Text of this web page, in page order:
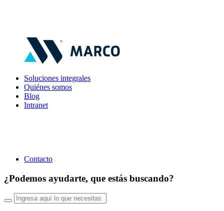
Soluciones integrales
Quiénes somos
Blog
Intranet
Contacto
¿Podemos ayudarte, que estás buscando?